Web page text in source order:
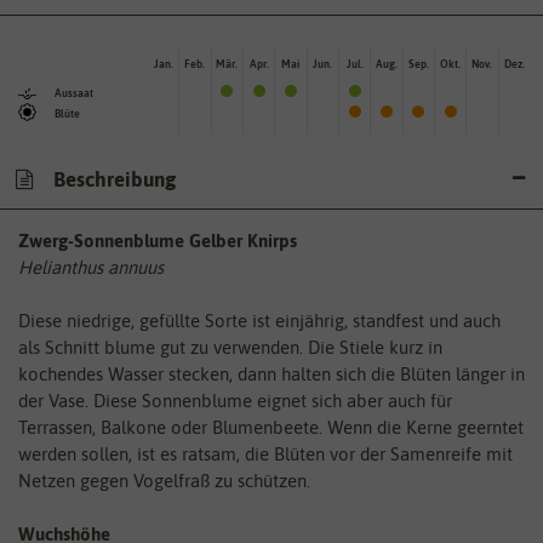
Aussaat
Blüte
Jan. Feb. Mär. Apr. Mai Jun. Jul. Aug. Sep. Okt. Nov. Dez.
Beschreibung
Zwerg-Sonnenblume Gelber Knirps
Helianthus annuus
Diese niedrige, gefüllte Sorte ist einjährig, standfest und auch
als Schnitt blume gut zu verwenden. Die Stiele kurz in
kochendes Wasser stecken, dann halten sich die Blüten länger in
der Vase. Diese Sonnenblume eignet sich aber auch für
Terrassen, Balkone oder Blumenbeete. Wenn die Kerne geerntet
werden sollen, ist es ratsam, die Blüten vor der Samenreife mit
Netzen gegen Vogelfraß zu schützen.
Wuchshöhe